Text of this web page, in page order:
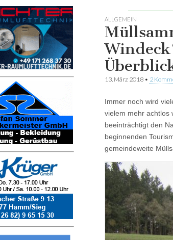
ALLGEMEIN
13. März 2018 • 2
Immer noch wird
vielem mehr achtlos
beeinträchtigt den
beginnenden
gemeindeweite